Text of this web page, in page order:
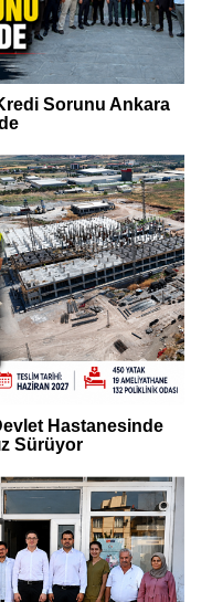
Sorunu Ankara
Hastanesinde
Sürüyor